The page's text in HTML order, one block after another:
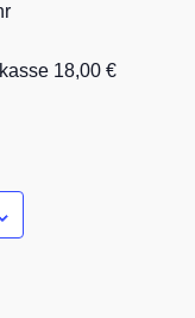
18,00 €